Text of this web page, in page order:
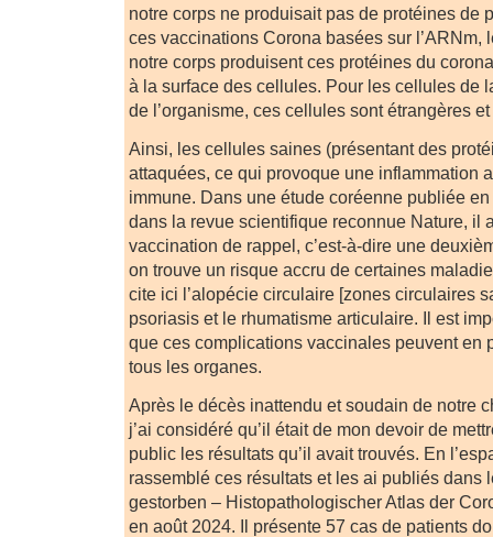
notre corps ne produisait pas de protéines de
ces vaccinations Corona basées sur l’ARNm,
notre corps produisent ces protéines du
à la surface des cellules. Pour les cellules de
de l’organisme, ces cellules sont étrangères
Ainsi, les cellules saines (présentant des
attaquées, ce qui provoque une inflammation
immune. Dans une étude coréenne publiée
dans la revue scientifique reconnue Nature, il
vaccination de rappel, c’est-à-dire une
on trouve un risque accru de certaines
cite ici l’alopécie circulaire [zones circulaires
psoriasis et le rhumatisme articulaire. Il est
que ces complications vaccinales peuvent en
tous les organes.
Après le décès inattendu et soudain de notre
j’ai considéré qu’il était de mon devoir de
public les résultats qu’il avait trouvés. En
rassemblé ces résultats et les ai publiés dans
gestorben – Histopathologischer Atlas der
en août 2024. Il présente 57 cas de patients